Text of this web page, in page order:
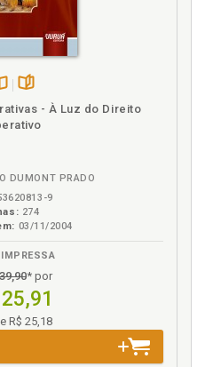
Fornecedores, p. 110
Irregularidades na
de empréstimos ou
Jurisprudência
jurisprudência
Passivo fictício, p.
Passivo fictício, p.
circulante. Tributos e
páginas
- À Luz do Direito
DUMONT PRADO
9
274
03/11/2004
* por
R$ 25,18